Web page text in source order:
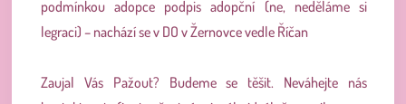
podmínkou adopce podpis adopční (ne, neděláme si
legraci) – nachází se v DO v Žernovce vedle Říčan
Zaujal Vás Pažout? Budeme se těšit. Neváhejte nás